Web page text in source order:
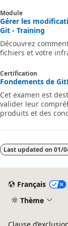
Module
Gérer les
Git - Training
Découvrez
fichiers et votre
Certification
Fondements de
Cet examen est
valider leur
produits et des
Last updated on 01/
Français
Thème